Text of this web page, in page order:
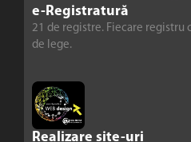
e-Registratură
21 de registre. Fiecare
de lege.
Realizare site-uri